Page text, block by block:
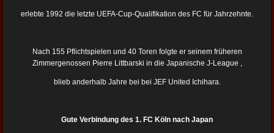
erlebte 1992 die letzte UEFA-Cup-Qualifikation des FC für Jahrzehnte.
Nach 155 Pflichtspielen und 40 Toren folgte er seinem früheren
Zimmergenossen Pierre Littbarski in die Japanische J-League ,
blieb anderhalb Jahre bei bei JEF United Ichihara.
Gute Verbindung des 1. FC Köln nach Japan